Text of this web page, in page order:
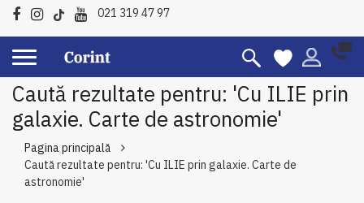
021 319 47 97
Caută rezultate pentru: 'Cu ILIE prin
galaxie. Carte de astronomie'
Pagina principală
Caută rezultate pentru: 'Cu ILIE prin galaxie. Carte de
astronomie'